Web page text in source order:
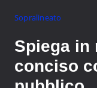
Sopralineato
Spiega in
conciso